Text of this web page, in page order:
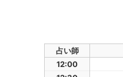
占い師
12:00